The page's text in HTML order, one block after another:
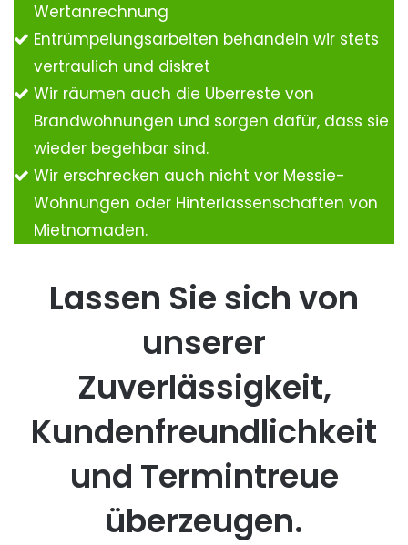
Wertanrechnung
Entrümpelungsarbeiten behandeln wir stets
vertraulich und diskret
Wir räumen auch die Überreste von
Brandwohnungen und sorgen dafür, dass sie
wieder begehbar sind.
Wir erschrecken auch nicht vor Messie-
Wohnungen oder Hinterlassenschaften von
Mietnomaden.
Lassen Sie sich von
unserer
Zuverlässigkeit,
Kundenfreundlichkeit
und Termintreue
überzeugen.